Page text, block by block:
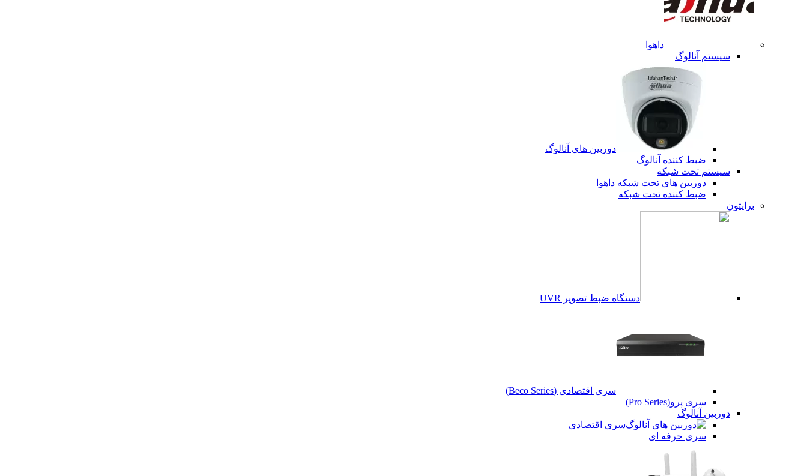
داهوا
سیستم آنالوگ
دوربین های آنالوگ
ضبط کننده آنالوگ
سیستم تحت شبکه
دوربین های تحت شبکه داهوا
ضبط کننده تحت شبکه
برایتون
دستگاه ضبط تصویر UVR
سری اقتصادی (Beco Series)
سری پرو(Pro Series)
دوربین آنالوگ
سری اقتصادی
سری حرفه ای